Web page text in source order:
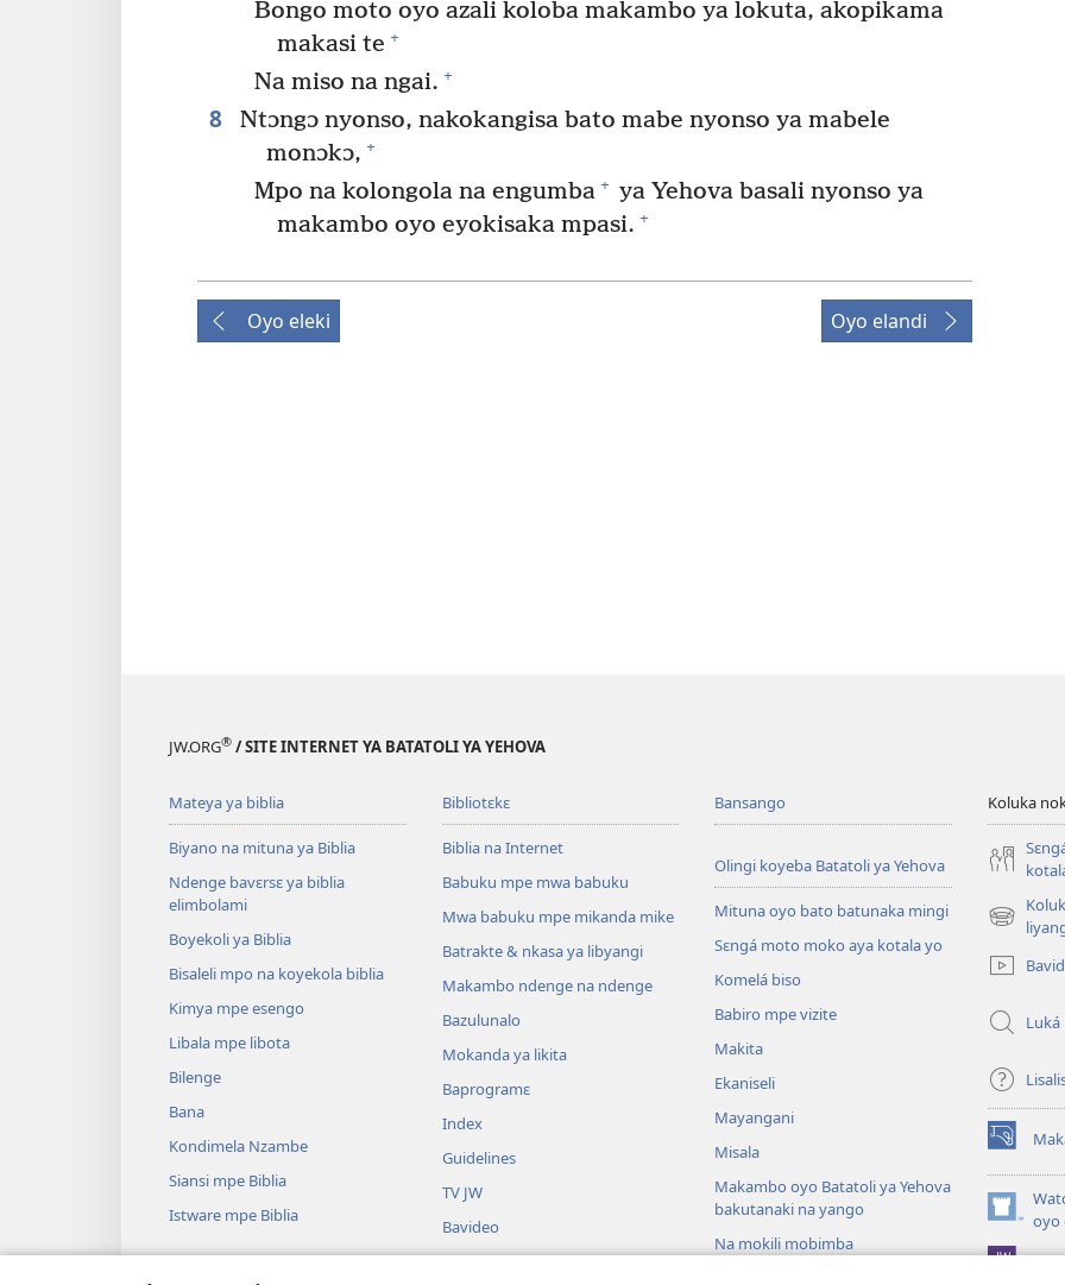
Bongo moto oyo azali koloba makambo ya lokuta, akopikama
makasi te +
Na miso na ngai. +
8
Ntɔngɔ nyonso, nakokangisa bato mabe nyonso ya mabele
monɔkɔ, +
Mpo na kolongola na engumba + ya Yehova basali nyonso ya
makambo oyo eyokisaka mpasi. +
Oyo eleki Oyo elandi
JW.ORG® / SITE INTERNET YA BATATOLI YA YEHOVA
Mateya ya biblia
Biyano na mituna ya Biblia
Ndenge bavɛrsɛ ya biblia
elimbolami
Boyekoli ya Biblia
Bisaleli mpo na koyekola biblia
Kimya mpe esengo
Libala mpe libota
Bilenge
Bana
Kondimela Nzambe
Siansi mpe Biblia
Istware mpe Biblia
Bibliotɛkɛ
Biblia na Internet
Babuku mpe mwa babuku
Mwa babuku mpe mikanda mike
Batrakte & nkasa ya libyangi
Makambo ndenge na ndenge
Bazulunalo
Mokanda ya likita
Baprogramɛ
Index
Guidelines
TV JW
Bavideo
Miziki
Bansango
Olingi koyeba Batatoli ya Yehova
Mituna oyo bato batunaka mingi
Sɛngá moto moko aya kotala yo
Komelá biso
Babiro mpe vizite
Makita
Ekaniseli
Mayangani
Misala
Makambo oyo Batatoli ya Yehova
bakutanaki na yango
Na mokili mobimba
Koluka
(fungolá
mosusu)
Luká
(fungolá
fenɛtrɛ
mosusu)
oyo
(fungolá
fenɛtrɛ